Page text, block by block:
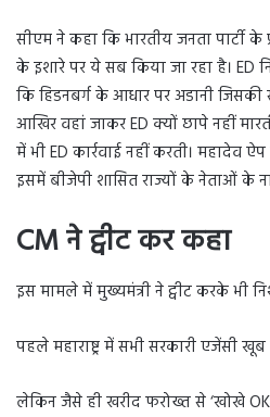
सीएम ने कहा कि भारतीय जनता पार्टी के
के इशारे पर ये सब किया जा रहा है। ED
कि हिडनबर्ग के आधार पर अडानी
आखिर वहां जाकर ED क्यों छापे नहीं
में भी ED कार्रवाई नहीं करती। महादेव
इसमें बीजेपी शासित राज्यों के नेताओं के
CM ने ट्वीट कर कहा
इस मामले में मुख्यमंत्री ने ट्वीट करके भी
पहले महाराष्ट्र में सभी सरकारी एजेंसी खूब
लेकिन जैसे ही खरीद फरोख्त से ‘खोखे